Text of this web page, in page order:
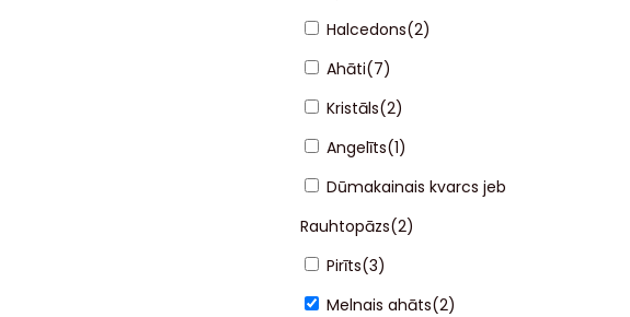
Halcedons(2)
Ahāti(7)
Kristāls(2)
Angelīts(1)
Dūmakainais kvarcs jeb
Rauhtopāzs(2)
Pirīts(3)
Melnais ahāts(2)